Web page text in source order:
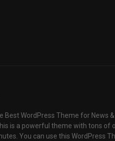
Best WordPress Theme for News
is a powerful theme with tons
You can use this WordPress